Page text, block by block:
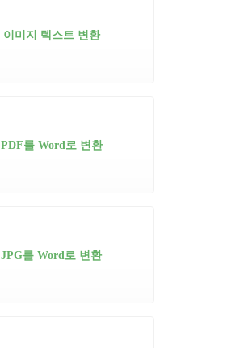
이미지 텍스트 변환
PDF를 Word로 변환
JPG를 Word로 변환